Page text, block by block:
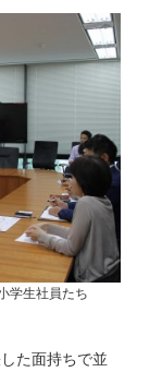
学生社員たち
た面持ちで並